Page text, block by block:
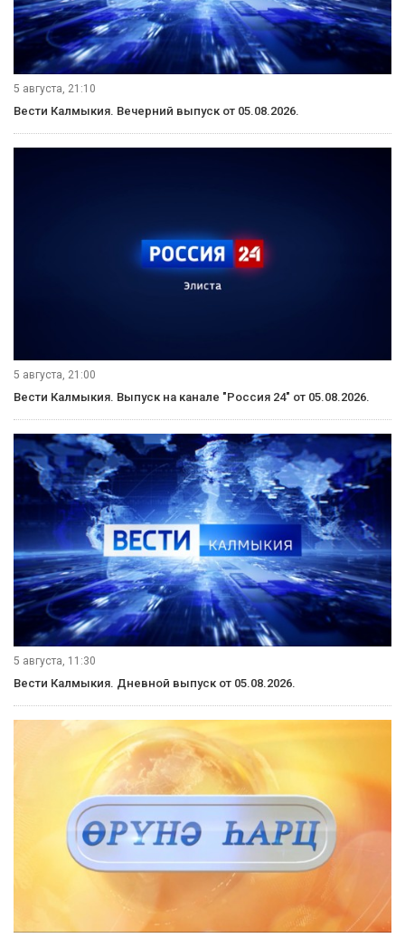
5 августа, 21:10
Вести Калмыкия. Вечерний выпуск от 05.08.2026.
5 августа, 21:00
Вести Калмыкия. Выпуск на канале "Россия 24" от 05.08.2026.
5 августа, 11:30
Вести Калмыкия. Дневной выпуск от 05.08.2026.